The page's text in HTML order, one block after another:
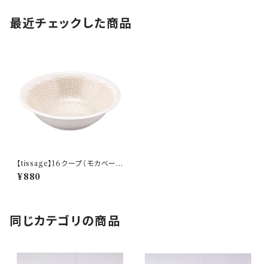
最近チェックした商品
【tissage】16クープ（モカベー
ジュ)【YMK150】YMK152-35
0
¥880
同じカテゴリの商品